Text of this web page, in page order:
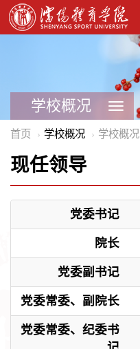
学校概况
首页 学校概况 学校概况
现任领导
党委书记
院长
党委副书记
党委常委、 副院长
党委常委、 纪委书